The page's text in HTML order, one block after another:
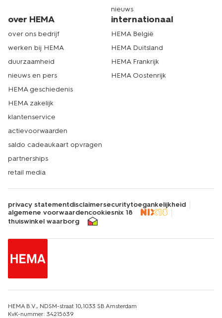
nieuws
over HEMA
over ons bedrijf
werken bij HEMA
duurzaamheid
nieuws en pers
HEMA geschiedenis
HEMA zakelijk
klantenservice
actievoorwaarden
saldo cadeaukaart opvragen
partnerships
retail media
internationaal
HEMA België
HEMA Duitsland
HEMA Frankrijk
HEMA Oostenrijk
privacy statementdisclaimersecuritytoegankelijkheid
algemene voorwaardencookiesnix 18
thuiswinkel waarborg
HEMA B.V., NDSM-straat 10,1033 SB Amsterdam
KvK-nummer: 34215639